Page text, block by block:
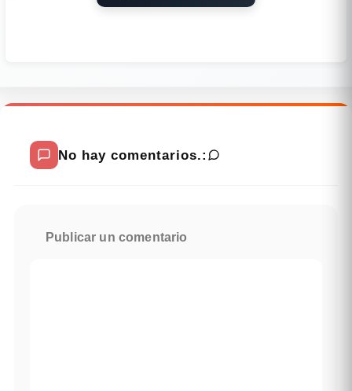
No hay comentarios.:
Publicar un comentario